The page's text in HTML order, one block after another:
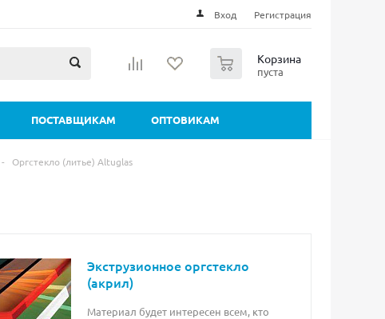
Вход Регистрация
Корзина
пуста
ПОСТАВЩИКАМ ОПТОВИКАМ
- Оргстекло (литье) Altuglas
Экструзионное оргстекло
(акрил)
Материал будет интересен всем, кто